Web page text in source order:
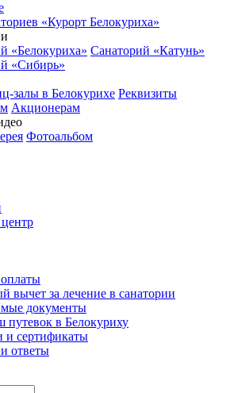
«Курорт Белокуриха»
«Белокуриха» Санаторий «Катунь»
«Сибирь»
залы в Белокурихе Реквизиты
Акционерам
Фотоальбом
вычет за лечение в санатории
документы
путевок в Белокуриху
и сертификаты
ответы